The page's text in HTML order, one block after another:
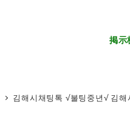
掲示
김해시채팅톡 √불팅중년√ 김